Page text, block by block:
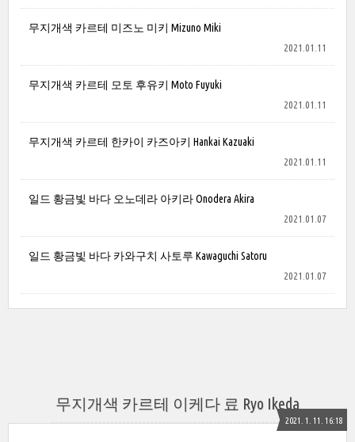
무지개색 카르테 미즈노 미키 Mizuno Miki
2021.01.11
무지개색 카르테 모토 후유키 Moto Fuyuki
2021.01.11
무지개색 카르테 한카이 카즈아키 Hankai Kazuaki
2021.01.11
일드 황금빛 바다 오노데라 아키라 Onodera Akira
2021.01.07
일드 황금빛 바다 카와구치 사토루 Kawaguchi Satoru
2021.01.07
무지개색 카르테 이케다 료 Ryo Ikeda
2021. 1. 11. 16:18